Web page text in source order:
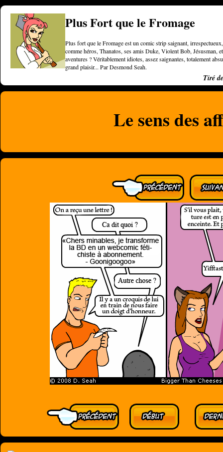
Plus Fort que le Fromage
Plus fort que le Fromage est un comic strip saignant,
comme héros, Thanatos, ses amis Duke, Violent Bob, Jésusman,
aventures ? Véritablement idiotes, assez saignantes, totalement
grand plaisir... Par Desmond Seah.
Tiré
Le sens des